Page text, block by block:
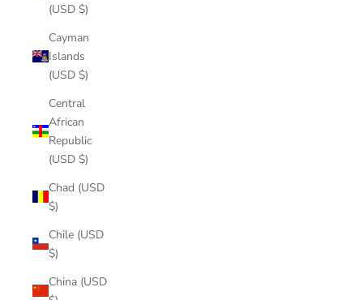
(USD $)
Cayman
Islands
(USD $)
Central
African
Republic
(USD $)
Chad (USD
$)
Chile (USD
$)
China (USD